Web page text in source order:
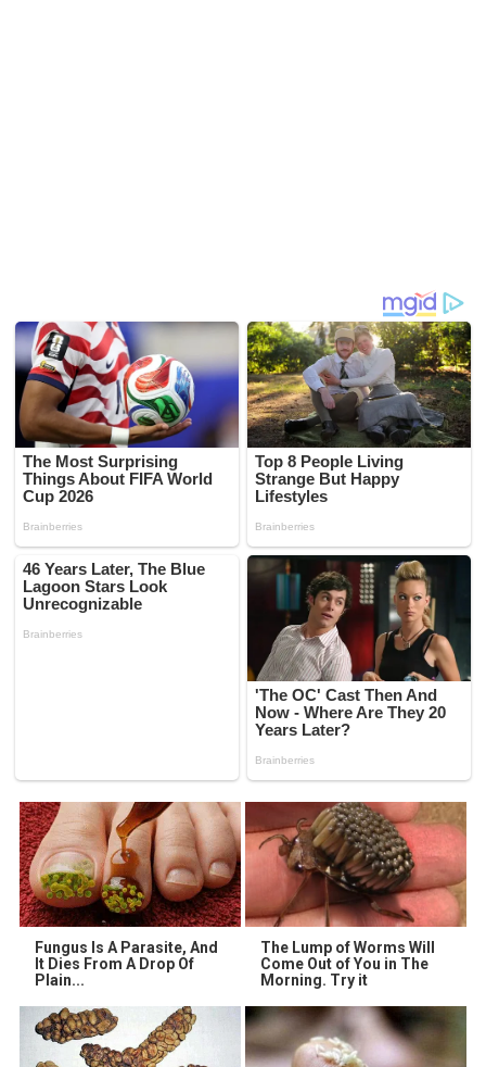
Fungus Is A Parasite, And
It Dies From A Drop Of
Plain...
The Lump of Worms Will
Come Out of You in The
Morning. Try it